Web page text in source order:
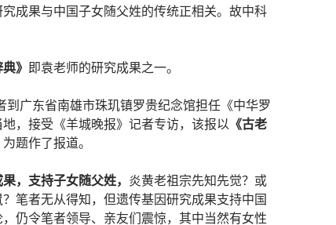
成果与中国子女随父姓的传统正相关。故中科
》 即袁老师的研究成果之一。
到广东省南雄市珠玑镇罗贵纪念馆担任《中华罗
，接受《羊城晚报》记者专访，该报以 《古老
为题作了报道。
，支持子女随父姓， 炎黄老祖宗先知先觉？或
笔者无从得知，但遗传基因研究成果支持中国
仍令笔者领导、亲友们震惊，其中当然有女性